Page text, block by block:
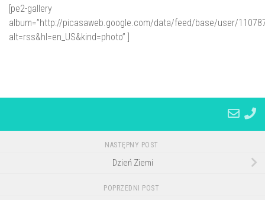
[pe2-gallery
album=”http://picasaweb.google.com/data/feed/base/user/
alt=rss&hl=en_US&kind=photo” ]
NASTĘPNY POST
Dzień Ziemi
POPRZEDNI POST